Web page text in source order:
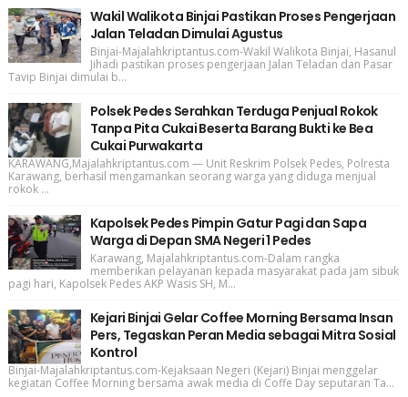
Wakil Walikota Binjai Pastikan Proses Pengerjaan
Jalan Teladan Dimulai Agustus
Binjai-Majalahkriptantus.com-Wakil Walikota Binjai, Hasanul
Jihadi pastikan proses pengerjaan Jalan Teladan dan Pasar
Tavip Binjai dimulai b...
Polsek Pedes Serahkan Terduga Penjual Rokok
Tanpa Pita Cukai Beserta Barang Bukti ke Bea
Cukai Purwakarta
KARAWANG,Majalahkriptantus.com — Unit Reskrim Polsek Pedes, Polresta
Karawang, berhasil mengamankan seorang warga yang diduga menjual
rokok ...
Kapolsek Pedes Pimpin Gatur Pagi dan Sapa
Warga di Depan SMA Negeri 1 Pedes
Karawang, Majalahkriptantus.com-Dalam rangka
memberikan pelayanan kepada masyarakat pada jam sibuk
pagi hari, Kapolsek Pedes AKP Wasis SH, M...
Kejari Binjai Gelar Coffee Morning Bersama Insan
Pers, Tegaskan Peran Media sebagai Mitra Sosial
Kontrol
Binjai-Majalahkriptantus.com-Kejaksaan Negeri (Kejari) Binjai menggelar
kegiatan Coffee Morning bersama awak media di Coffe Day seputaran Ta...